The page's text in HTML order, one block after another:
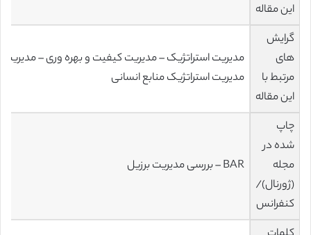
این مقاله
گرایش
های
مرتبط با
این مقاله
مدیریت استراتژیک – مدیریت کیفیت و بهره وری – مدیریت
مدیریت استراتژیک منابع انسانی
چاپ
شده در
مجله
(ژورنال)/
کنفرانس
BAR – بررسی مدیریت برزیل